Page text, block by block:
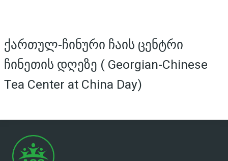
ქართულ-ჩინური ჩაის ცენტრი
ჩინეთის დღეზე ( Georgian-Chinese
Tea Center at China Day)